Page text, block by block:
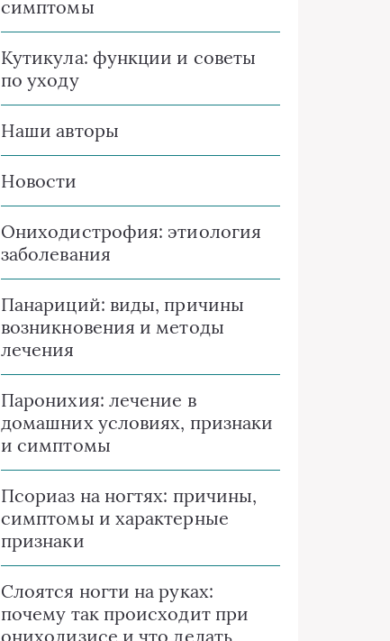
симптомы
Кутикула: функции и советы
по уходу
Наши авторы
Новости
Ониходистрофия: этиология
заболевания
Панариций: виды, причины
возникновения и методы
лечения
Паронихия: лечение в
домашних условиях, признаки
и симптомы
Псориаз на ногтях: причины,
симптомы и характерные
признаки
Слоятся ногти на руках:
почему так происходит при
онихолизисе и что делать